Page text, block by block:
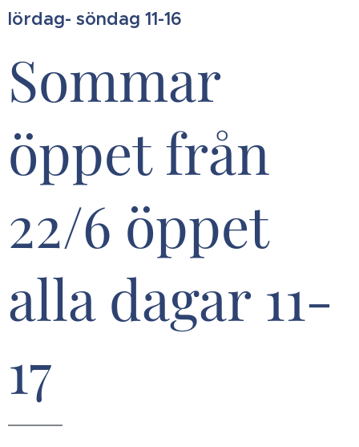
lördag- söndag 11-16
Sommar
öppet från
22/6 öppet
alla dagar 11-
17